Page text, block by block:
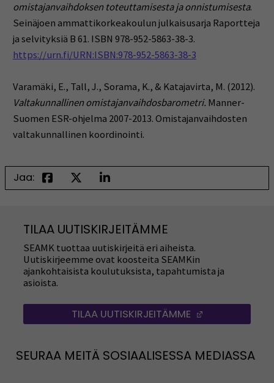
omistajanvaihdoksen toteuttamisesta ja onnistumisesta.
Seinäjoen ammattikorkeakoulun julkaisusarja Raportteja
ja selvityksiä B 61. ISBN 978-952-5863-38-3.
https://urn.fi/URN:ISBN:978-952-5863-38-3
Varamäki, E., Tall, J., Sorama, K., & Katajavirta, M. (2012).
Valtakunnallinen omistajanvaihdosbarometri. Manner-
Suomen ESR-ohjelma 2007-2013.Omistajanvaihdosten
valtakunnallinen koordinointi.
Jaa:
TILAA UUTISKIRJEITÄMME
SEAMK tuottaa uutiskirjeitä eri aiheista.
Uutiskirjeemme ovat koosteita SEAMKin
ajankohtaisista koulutuksista, tapahtumista ja
asioista.
TILAA UUTISKIRJEITÄMME
SEURAA MEITÄ SOSIAALISESSA MEDIASSA